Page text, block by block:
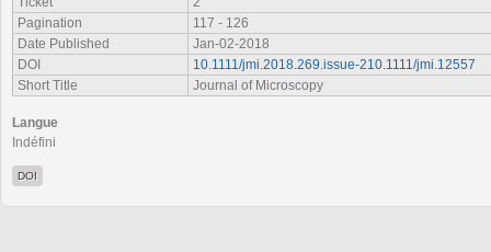
Pagination
117 - 126
Date Published
Jan-02-2018
DOI
10.1111/jmi.2018.269.issue-210.1111/jmi.12557
Short Title
Journal of Microscopy
Langue
Indéfini
DOI